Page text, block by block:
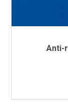
Anti-